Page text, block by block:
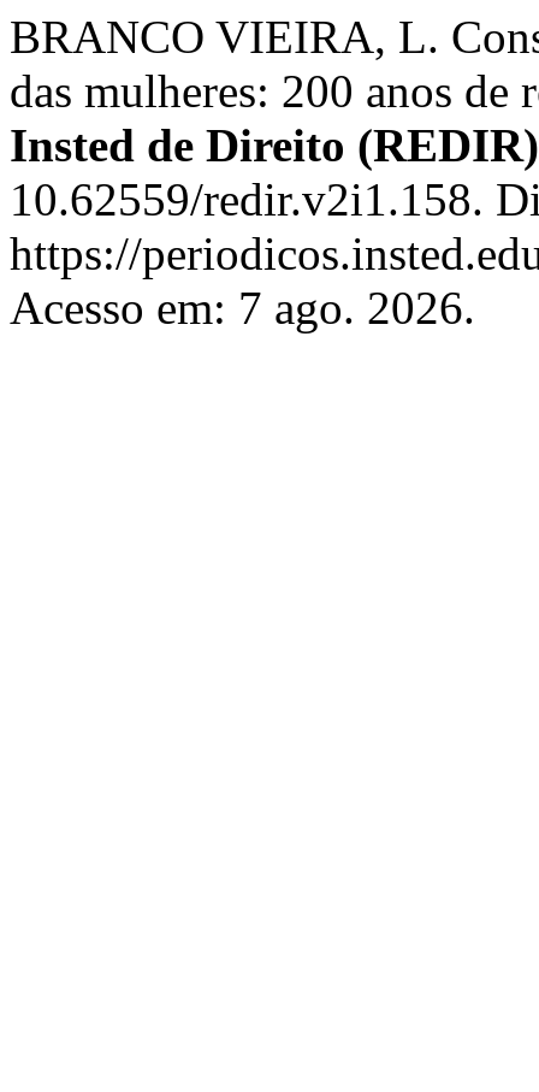
BRANCO VIEIRA, L.
das mulheres: 200 anos
Insted de Direito (REDIR)
10.62559/redir.v2i1.158.
https://
Acesso em: 7 ago. 2026.